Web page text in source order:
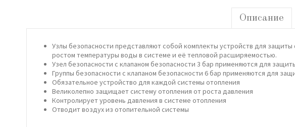
Описание
Узлы безопасности представляют собой комплекты устройств для
ростом температуры воды в системе и её тепловой расширяемостью.
Узел безопасности с клапаном безопасности 3 бар применяются для
Группы безопасности с клапаном безопасности 6 бар применяются для
Обязательное устройство для каждой системы отопления
Великолепно защищает систему отопления от роста давления
Контролирует уровень давления в системе отопления
Отводит воздух из отопительной системы